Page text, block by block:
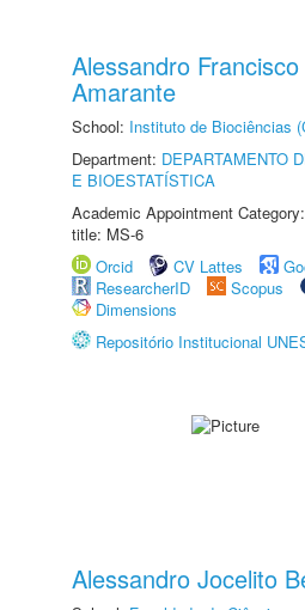
Alessandro
Amarante
School: Instituto de Biociências
Department: DEPARTAMENTO
E BIOESTATÍSTICA
Academic Appointment
title: MS-6
Orcid
CV Lattes
ResearcherID
Scopus
Dimensions
Repositório Institucional
Alessandro Jocelito